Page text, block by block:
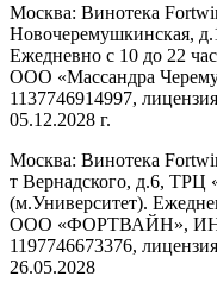
Москва: Винотека
Новочеремушкинская,
Ежедневно с 10 до 22
ООО «Массандра
1137746914997,
05.12.2028 г.
Москва: Винотека
т Вернадского, д.6, ТРЦ
(м.Университет).
ООО «ФОРТВАЙН»,
1197746673376,
26.05.2028